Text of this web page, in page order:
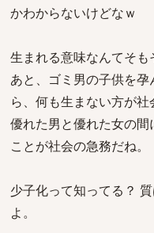
かわからないけどなｗ
生まれる意味なんてそ
あと、ゴミ男の子供を
ら、何も生まない方が社
優れた男と優れた女の
ことが社会の急務だね。
少子化って知ってる？
よ。